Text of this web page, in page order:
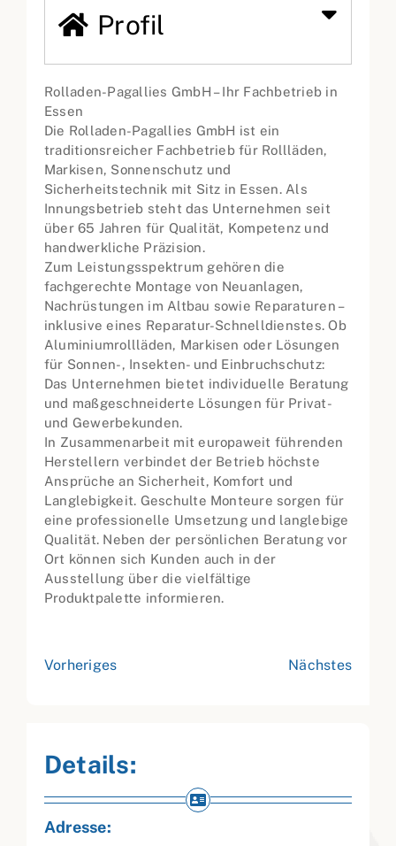
Profil
Rolladen-Pagallies GmbH – Ihr Fachbetrieb in
Essen
Die Rolladen-Pagallies GmbH ist ein
traditionsreicher Fachbetrieb für Rollläden,
Markisen, Sonnenschutz und
Sicherheitstechnik mit Sitz in Essen. Als
Innungsbetrieb steht das Unternehmen seit
über 65 Jahren für Qualität, Kompetenz und
handwerkliche Präzision.
Zum Leistungsspektrum gehören die
fachgerechte Montage von Neuanlagen,
Nachrüstungen im Altbau sowie Reparaturen –
inklusive eines Reparatur-Schnelldienstes. Ob
Aluminiumrollläden, Markisen oder Lösungen
für Sonnen-, Insekten- und Einbruchschutz:
Das Unternehmen bietet individuelle Beratung
und maßgeschneiderte Lösungen für Privat-
und Gewerbekunden.
In Zusammenarbeit mit europaweit führenden
Herstellern verbindet der Betrieb höchste
Ansprüche an Sicherheit, Komfort und
Langlebigkeit. Geschulte Monteure sorgen für
eine professionelle Umsetzung und langlebige
Qualität. Neben der persönlichen Beratung vor
Ort können sich Kunden auch in der
Ausstellung über die vielfältige
Produktpalette informieren.
Vorheriges Nächstes
Details:
Adresse: